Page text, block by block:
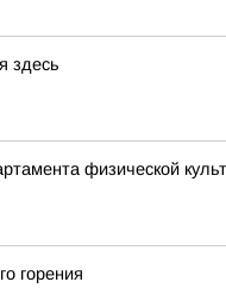
здесь
физической
горения